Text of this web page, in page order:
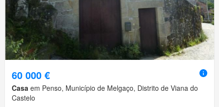
60 000 €
Casa em Penso, Município de Melgaço, Distrito de Viana do
Castelo